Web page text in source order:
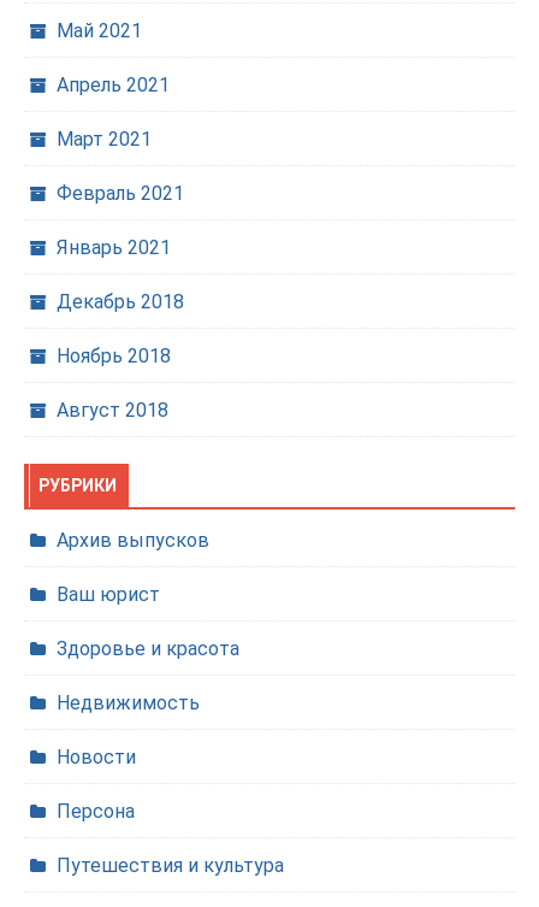
Май 2021
Апрель 2021
Март 2021
Февраль 2021
Январь 2021
Декабрь 2018
Ноябрь 2018
Август 2018
РУБРИКИ
Архив выпусков
Ваш юрист
Здоровье и красота
Недвижимость
Новости
Персона
Путешествия и культура